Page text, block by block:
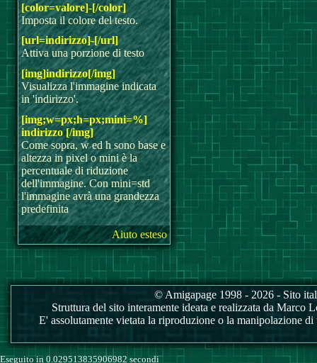
[color=valore]-[/color]
Imposta il colore del testo.
[url=indirizzo]-[/url]
Attiva una porzione di testo
[img]indirizzo[/img]
Visualizza l'immagine indicata
in 'indirizzo'.
[img;w=px;h=px;mini=%]
indirizzo [/img]
Come sopra, w ed h sono base e
altezza in pixel o mini è la
percentuale di riduzione
dell'immagine. Con mini=std
l'immagine avrà una grandezza
predefinita
Aiuto esteso
© Amigapage 1998 - 2026 - Sito
Struttura del sito interamente ideata e realizzata da
E' assolutamente vietata la riproduzione o la manipolazione
Eseguito in 0.029513835906982 secondi